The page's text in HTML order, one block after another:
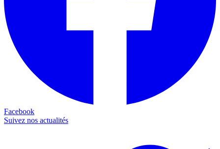
Facebook
Suivez nos actualités